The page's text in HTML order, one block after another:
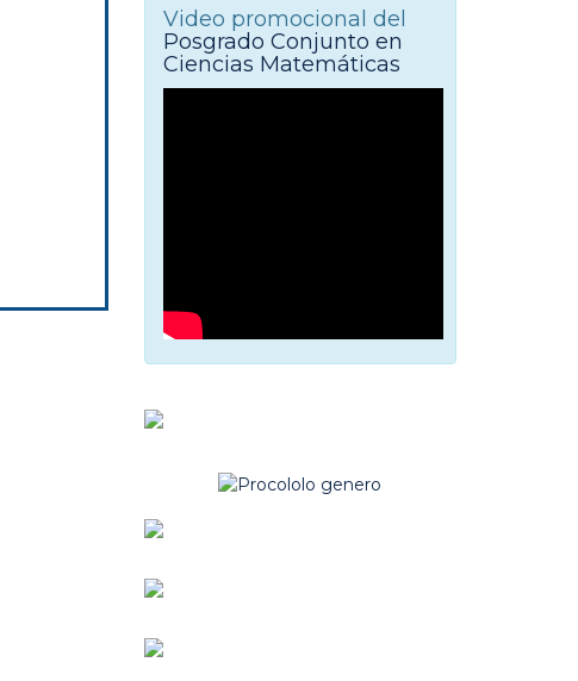
Video promocional del
Posgrado Conjunto en
Ciencias Matemáticas